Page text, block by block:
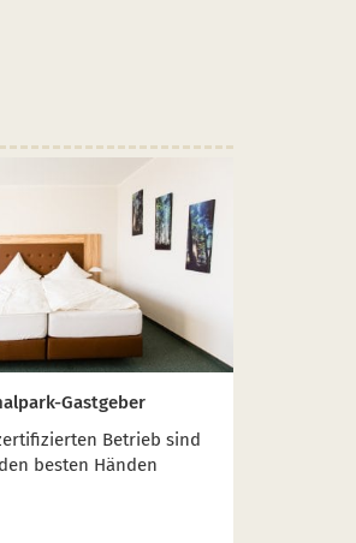
Gastgeber
Betrieb sind
besten Händen